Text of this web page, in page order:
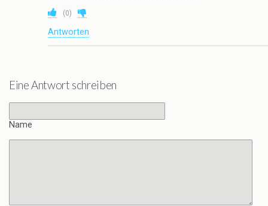
(0)
Antworten
Eine Antwort schreiben
Name